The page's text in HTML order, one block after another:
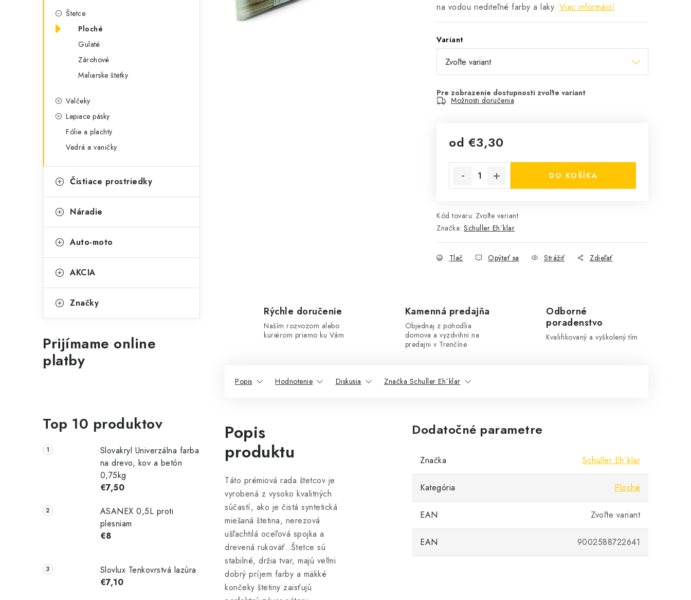
Štetce
Ploché
Gulaté
Zárohové
Maliarske štetky
Valčeky
Lepiace pásky
Fólie a plachty
Vedrá a vaničky
Čistiace prostriedky
Náradie
Auto-moto
AKCIA
Značky
Prijímame online
platby
Top 10 produktov
Slovakryl Univerzálna farba
na drevo, kov a betón
0,75kg
€7,50
ASANEX 0,5L proti
plesniam
€8
Slovlux Tenkovrstvá lazúra
€7,10
na vodou riediteľné farby a laky. Viac informácií
Variant
Možnosti doručenia
od €3,30
DO KOŠÍKA
Kód tovaru: Zvoľte variant
Značka: Schuller Eh´klar
Tlač Opýtať sa Strážiť Zdieľať
Rýchle doručenie
Naším rozvozom alebo
kuriérom priamo ku Vám
Kamenná predajňa
Objednaj z pohodlia
domova a vyzdvihni na
predajni v Trenčíne
Odborné
poradenstvo
Kvalifikovaný a vyškolený tím
Popis Hodnotenie Diskusia Značka Schuller Eh´klar
Popis
produktu
Táto prémiová rada štetcov je
vyrobená z vysoko kvalitných
súčastí, ako je čistá syntetická
miešaná štetina, nerezová
ušľachtilá oceľová spojka a
drevená rukoväť. Štetce sú
stabilné, držia tvar, majú veľmi
dobrý príjem farby a mäkké
končeky štetiny zaisťujú
Dodatočné parametre
Značka Schuller Eh´klar
Kategória Ploché
EAN Zvoľte variant
EAN 9002588722641